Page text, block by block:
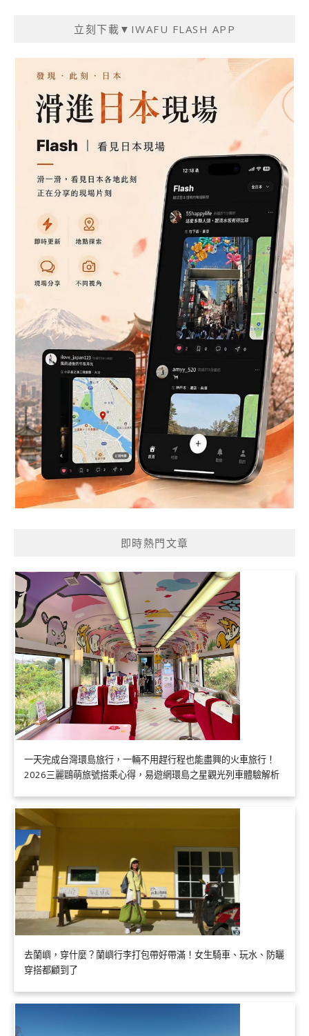
立刻下載▼IWAFU FLASH APP
即時熱門文章
一天完成台灣環島旅行，一輛不用趕行程也能盡興的火車旅行！
2026三麗鷗萌旅號搭乘心得，易遊網環島之星觀光列車體驗解析
去蘭嶼，穿什麼？蘭嶼行李打包帶好帶滿！女生騎車、玩水、防曬
穿搭都顧到了